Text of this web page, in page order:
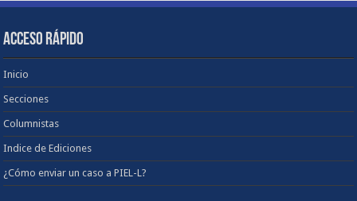
ACCESO RÁPIDO
Inicio
Secciones
Columnistas
Indice de Ediciones
¿Cómo enviar un caso a PIEL-L?